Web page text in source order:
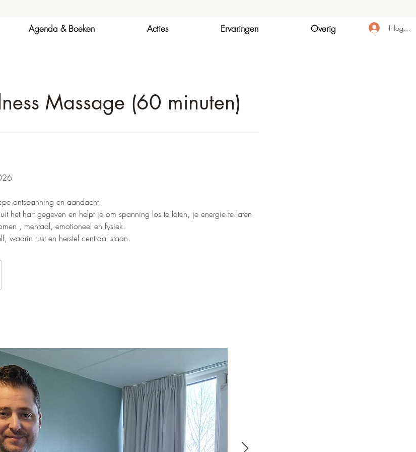
Agenda & Boeken Acties Ervaringen Overig Inloggen
Massage (60 minuten)
ontspanning en aandacht.
het hart gegeven en helpt je om spanning los te laten, je energie te laten
, mentaal, emotioneel en fysiek.
waarin rust en herstel centraal staan.